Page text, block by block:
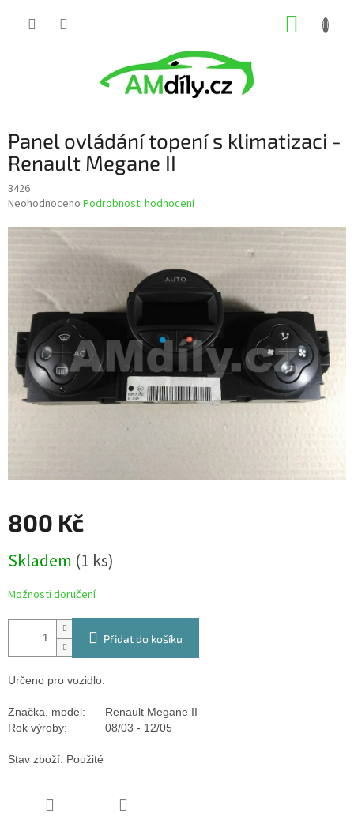
Panel ovládání topení s klimatizaci -
Renault Megane II
3426
Průměrné
hvězdiček.
Neohodnoceno Podrobnosti hodnocení
800 Kč
cena:
Skladem (1 ks)
Možnosti doručení
Přidat do košíku
Určeno pro vozidlo:
Značka, model:
Renault Megane II
Rok výroby:
08/03 - 12/05
Stav zboží: Použité